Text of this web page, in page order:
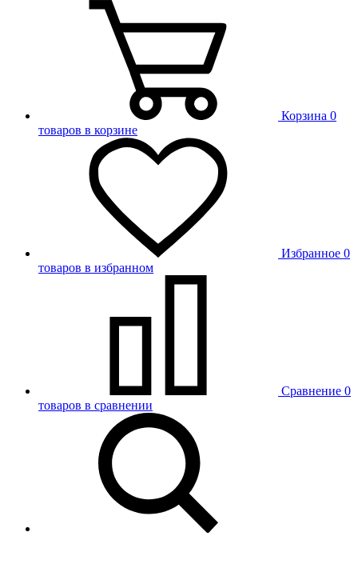
Корзина 0
товаров в корзине
Избранное 0
товаров в избранном
Сравнение 0
товаров в сравнении